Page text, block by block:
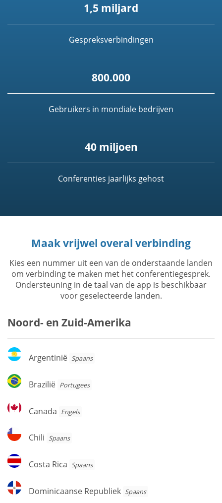
1,5 miljard
Gespreksverbindingen
800.000
Gebruikers in mondiale bedrijven
40 miljoen
Conferenties jaarlijks gehost
Maak vrijwel overal verbinding
Kies een nummer uit een van de onderstaande landen
om verbinding te maken met het conferentiegesprek.
Ondersteuning in de taal van de app is beschikbaar
voor geselecteerde landen.
Noord- en Zuid-Amerika
Argentinië
Argentinië Spaans
Brazilië
Brazilië Portugees
Canada
Canada Engels
Chili
Chili Spaans
Costa
Rica
Costa Rica Spaans
Dominicaanse
Republiek
Dominicaanse Republiek Spaans